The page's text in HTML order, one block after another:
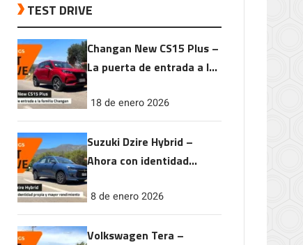
TEST DRIVE
Changan New CS15 Plus –
La puerta de entrada a la
18 de enero 2026
Suzuki Dzire Hybrid –
Ahora con identidad
rendimiento
8 de enero 2026
Volkswagen Tera –